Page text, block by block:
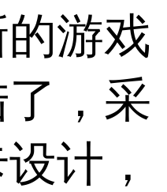
游戏
，采
计，